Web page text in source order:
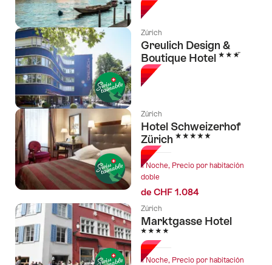
Zúrich
Greulich Design &
Boutique Hotel 3 Estrellas
Zúrich
Hotel Schweizerhof
Zürich 5 Estrellas
1 Noche, Precio por habitación
doble
de CHF 1.084
Zúrich
Marktgasse Hotel
4 Estrellas
1 Noche, Precio por habitación